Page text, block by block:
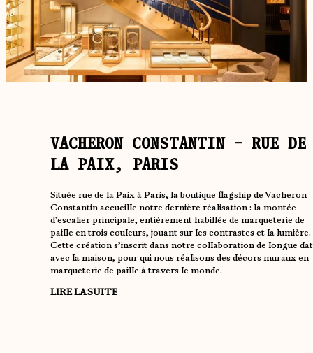
VACHERON CONSTANTIN – RUE DE
LA PAIX, PARIS
Située rue de la Paix à Paris, la boutique flagship de Vacheron
Constantin accueille notre dernière réalisation : la montée
d’escalier principale, entièrement habillée de marqueterie de
paille en trois couleurs, jouant sur les contrastes et la lumière.
Cette création s’inscrit dans notre collaboration de longue
avec la maison, pour qui nous réalisons des décors muraux en
marqueterie de paille à travers le monde.
LIRE LA SUITE